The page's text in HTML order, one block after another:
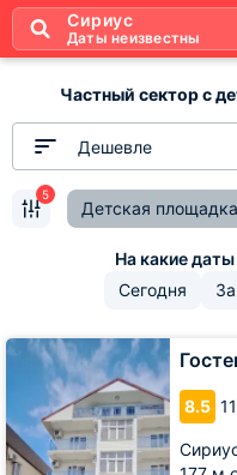
Сириус
Даты неизвестны
Частный сектор с
Дешевле
Детская площадка
5
Сегодня
8.5
Гостевой